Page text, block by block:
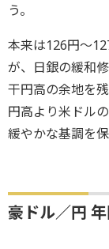
う。
本来は126円～
が、日銀の緩和
干円高の余地を
円高より米ドル
緩やかな基調を
豪ドル／円